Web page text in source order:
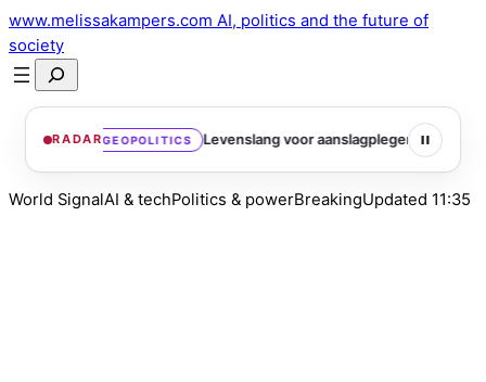
Skip
to
content
www.melissakampers.com AI, politics and the future of
society
Search
RADAR
Levenslang voor aanslagpleger die vorig jaar inreed op menigte
World SignalAI & techPolitics & powerBreakingUpdated 11:35